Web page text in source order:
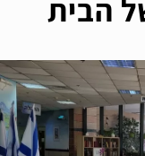
הבית